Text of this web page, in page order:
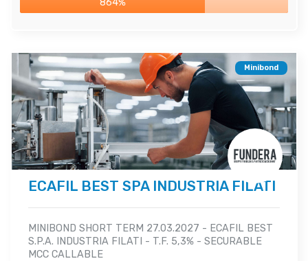
864%
Minibond
ECAFIL BEST SPA INDUSTRIA FILATI
MINIBOND SHORT TERM 27.03.2027 - ECAFIL BEST
S.P.A. INDUSTRIA FILATI - T.F. 5,3% - SECURABLE
MCC CALLABLE